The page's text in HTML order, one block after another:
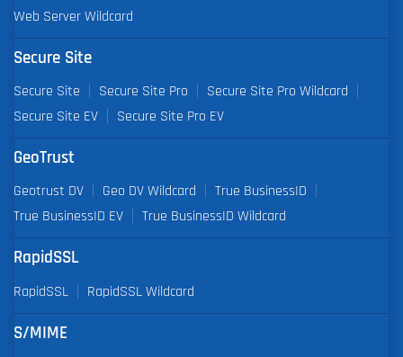
Web Server Wildcard
Secure Site
Secure Site Secure Site Pro
Secure Site Pro Wildcard
Secure Site EV
Secure Site Pro EV
GeoTrust
Geotrust DV Geo DV Wildcard
True BusinessID
True BusinessID EV
True BusinessID Wildcard
RapidSSL
RapidSSL RapidSSL Wildcard
S/MIME